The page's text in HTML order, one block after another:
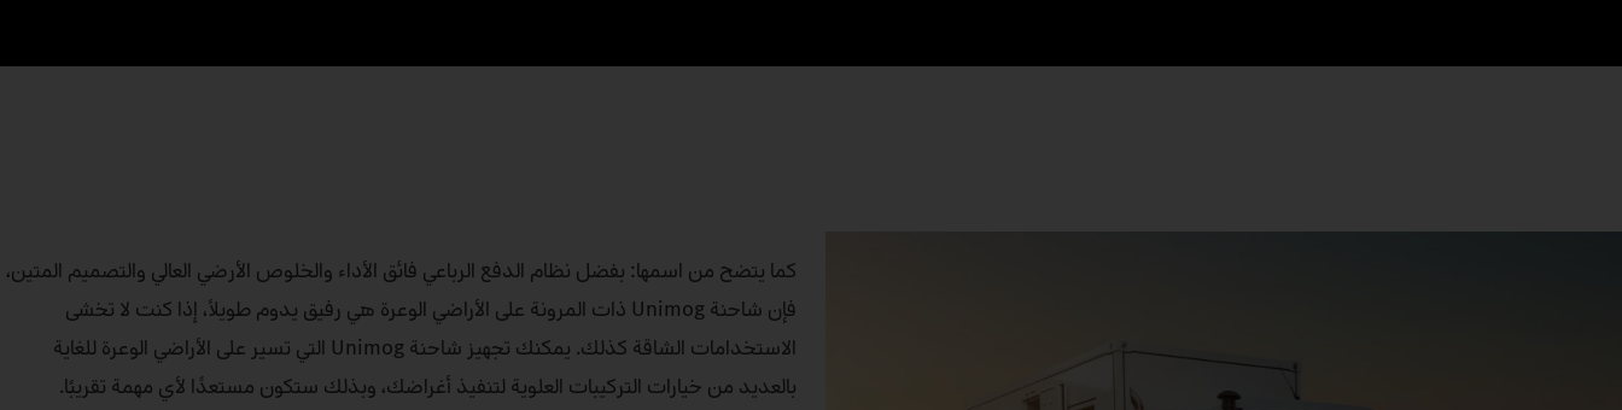
كما يتضح من اسمها: بفضل نظام الدفع الرباعي فائق الأداء والخلوص الأرضي العالي والتصميم المتين،
فإن شاحنة Unimog ذات المرونة على الأراضي الوعرة هي رفيق يدوم طويلاً، إذا كنت لا تخشى
الاستخدامات الشاقة كذلك. يمكنك تجهيز شاحنة Unimog التي تسير على الأراضي الوعرة للغاية
بالعديد من خيارات التركيبات العلوية لتنفيذ أغراضك، وبذلك ستكون مستعدًا لأي مهمة تقريبًا.